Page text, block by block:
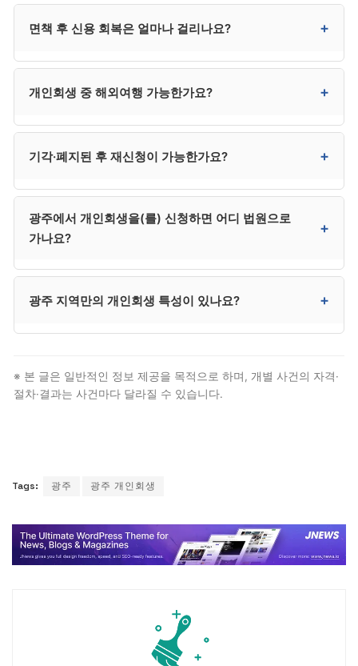
제한이 있어 분쟁 발생 시 변호사를 추가 선임해야 할 수
있어, 결과적으로 변호사가 더 효율적인 경우가
정지됩니다. 추심이 임박한 경우 신청과 동시에
면책 후 신용 회복은 얼마나 걸리나요? +
기간 중에도 단계적 신용 회복이 가능하며, 본인의 거래
개인회생 중 해외여행 가능한가요? +
사유가 있어야 발령되며, 개인회생 신청 자체로 자동
기각·폐지된 후 재신청이 가능한가요? +
폐지된 경우 사정 변경 입증을 통해 재신청합니다. 다만
변제 능력이 회복되지 않은 상태로 재신청하면 다시
폐지될 위험이 있어, 개인파산도 함께 검토하시는 것이
광주에서 개인회생을(를) 신청하면 어디 법원으로
가나요?
+
남구·북구·광산구 등 광주 전역이 광주지방법원
광주 지역만의 개인회생 특성이 있나요? +
법원으로 전남 일부 지역까지 관할. 다만 법적 자격
요건과 절차 자체는 전국 동일하므로, 광주 거주자도
※ 본 글은 일반적인 정보 제공을 목적으로 하며, 개별 사건의 자격·
절차·결과는 사건마다 달라질 수 있습니다.
Tags: 광주 광주 개인회생